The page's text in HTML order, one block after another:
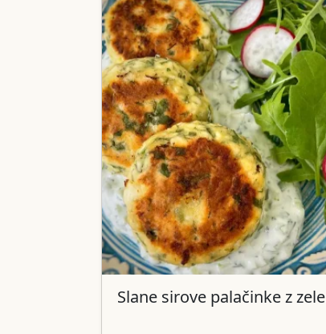
Slane sirove palačinke z